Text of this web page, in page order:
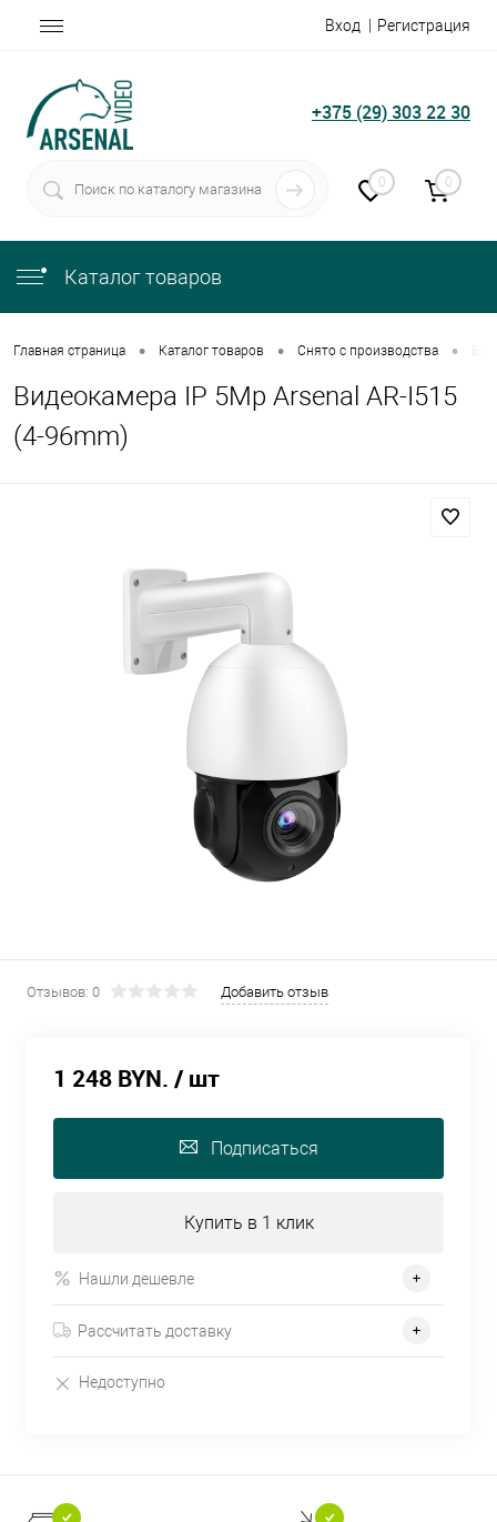
Вход Регистрация
+375 (29) 303 22 30
0 0
Каталог товаров
Главная страница • Каталог товаров • Снято с производства •
Видеокамера IP 5Mp Arsenal AR-I515
(4-96mm)
Отзывов: 0 Добавить отзыв
1 248 BYN. / шт
Подписаться
Купить в 1 клик
Нашли дешевле
Рассчитать доставку
Недоступно